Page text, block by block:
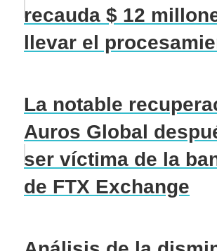
recauda $ 12
llevar el
La notable
Auros Global
ser víctima de la
de FTX Exchange